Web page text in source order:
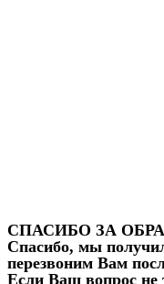
СПАСИБО ЗА
Спасибо, мы
перезвоним Вам
Если Ваш вопрос не